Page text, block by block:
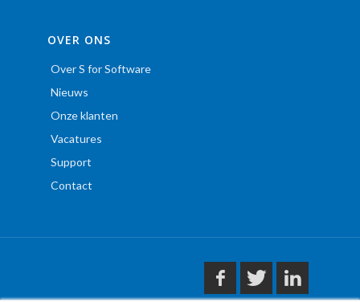
OVER ONS
Over S for Software
Nieuws
Onze klanten
Vacatures
Support
Contact